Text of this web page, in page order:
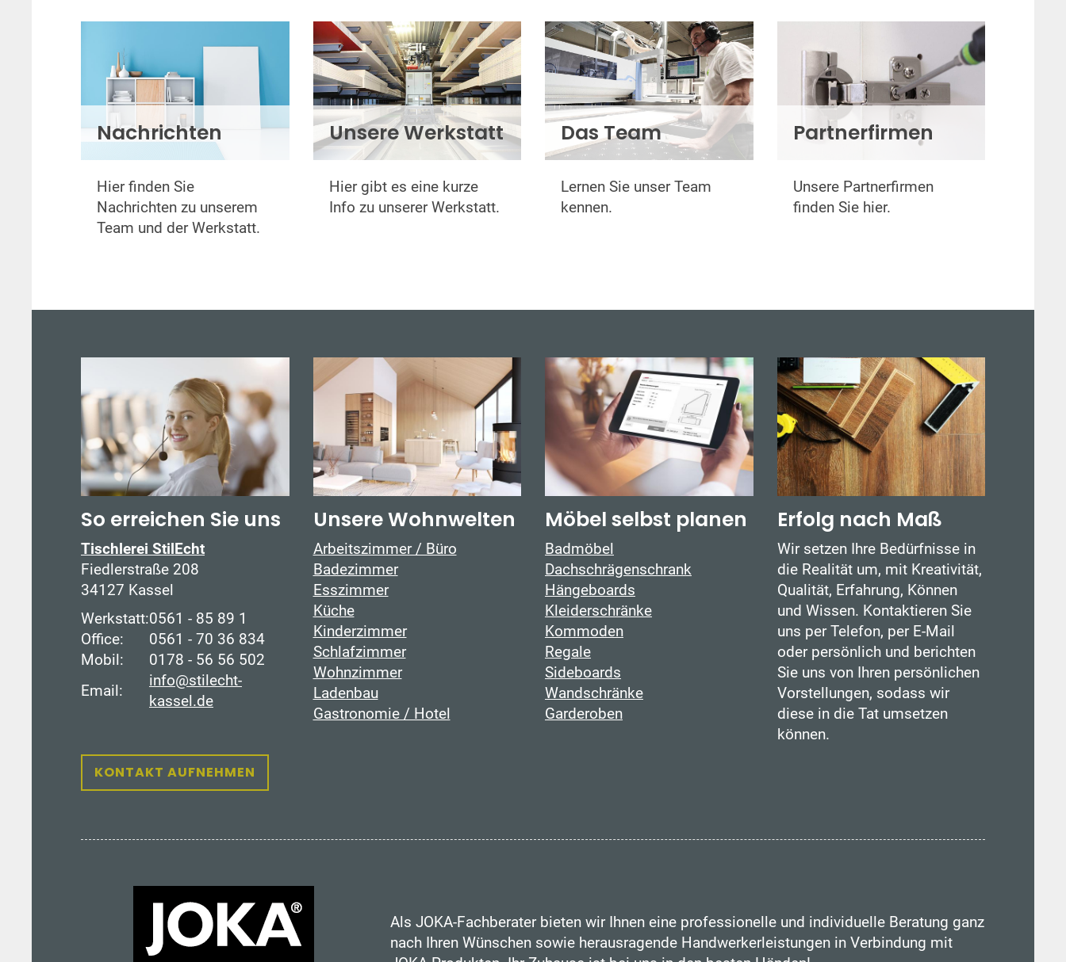
Nachrichten
Hier finden Sie
Nachrichten zu unserem
Team und der Werkstatt.
Unsere Werkstatt
Hier gibt es eine kurze
Info zu unserer Werkstatt.
Das Team
Lernen Sie unser Team
kennen.
Partnerfirmen
Unsere Partnerfirmen
finden Sie hier.
So erreichen Sie uns
Tischlerei StilEcht
Fiedlerstraße 208
34127 Kassel
Werkstatt:0561 - 85 89 1
Office:
0561 - 70 36 834
Mobil:
0178 - 56 56 502
Email:
info@stilecht-
kassel.de
KONTAKT AUFNEHMEN
Unsere Wohnwelten
Arbeitszimmer / Büro
Badezimmer
Esszimmer
Küche
Kinderzimmer
Schlafzimmer
Wohnzimmer
Ladenbau
Gastronomie / Hotel
Möbel selbst planen
Badmöbel
Dachschrägenschrank
Hängeboards
Kleiderschränke
Kommoden
Regale
Sideboards
Wandschränke
Garderoben
Erfolg nach Maß
Wir setzen Ihre Bedürfnisse in
die Realität um, mit Kreativität,
Qualität, Erfahrung, Können
und Wissen. Kontaktieren Sie
uns per Telefon, per E-Mail
oder persönlich und berichten
Sie uns von Ihren persönlichen
Vorstellungen, sodass wir
diese in die Tat umsetzen
können.
Als JOKA-Fachberater bieten wir Ihnen eine professionelle und individuelle Beratung ganz
nach Ihren Wünschen sowie herausragende Handwerkerleistungen in Verbindung mit